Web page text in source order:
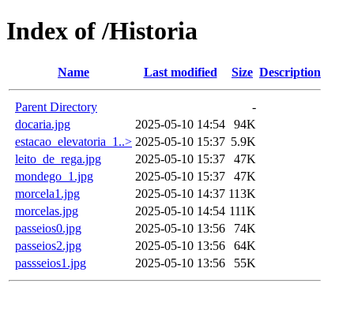
Index of /Historia
Name Last modified Size Description
Parent Directory
-
docaria.jpg
2025-05-10 14:54
94K
estacao_elevatoria_1..> 2025-05-10 15:37 5.9K
leito_de_rega.jpg
2025-05-10 15:37
47K
mondego_1.jpg
2025-05-10 15:37
47K
morcela1.jpg
2025-05-10 14:37 113K
morcelas.jpg
2025-05-10 14:54 111K
passeios0.jpg
2025-05-10 13:56
74K
passeios2.jpg
2025-05-10 13:56
64K
passseios1.jpg
2025-05-10 13:56 55K